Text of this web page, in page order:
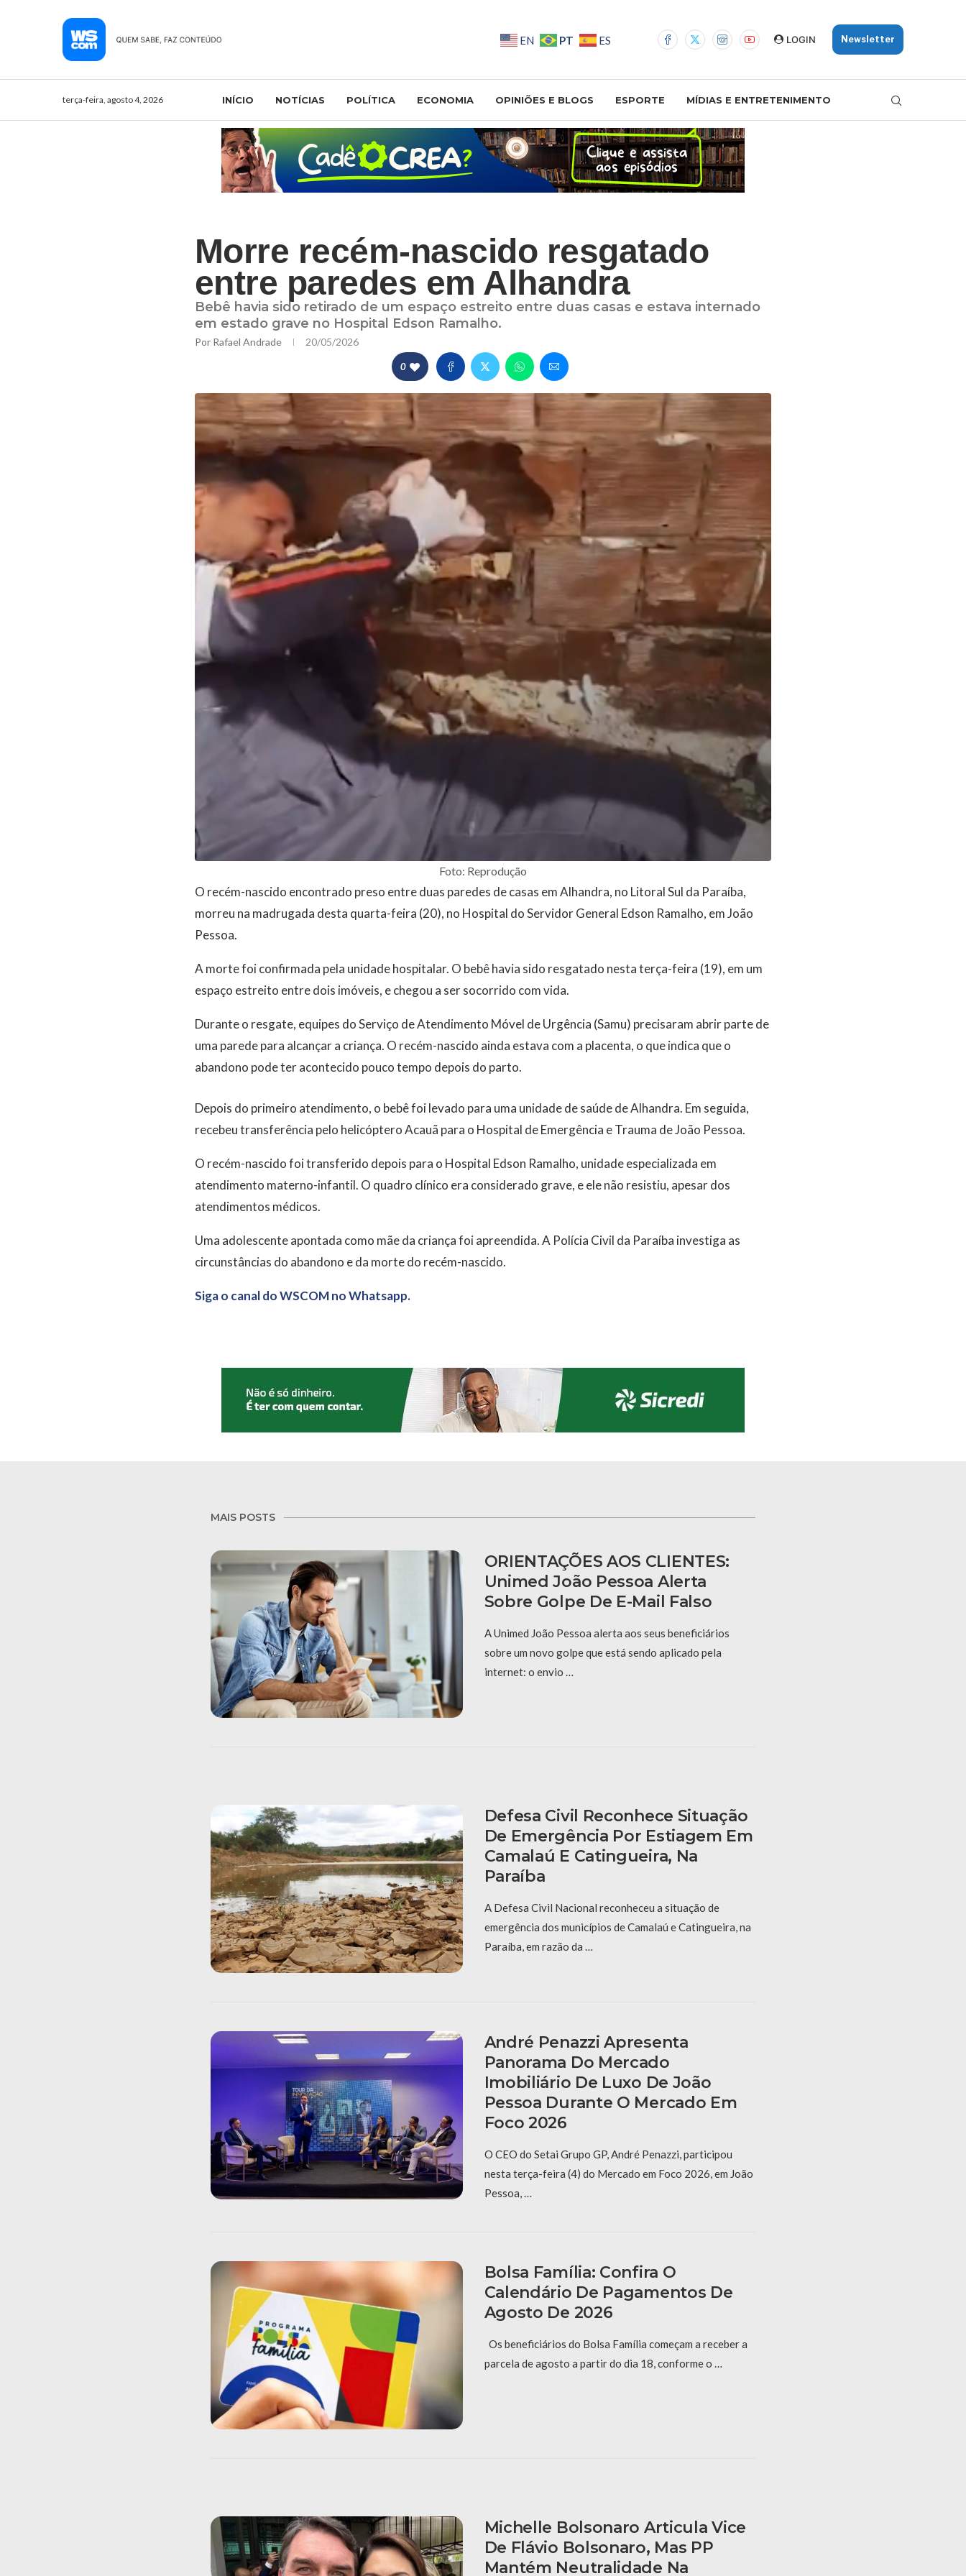
EN PT ES LOGIN Newsletter
terça-feira, agosto 4, 2026 INÍCIO NOTÍCIAS POLÍTICA ECONOMIA OPINIÕES E BLOGS ESPORTE MÍDIAS E ENTRETENIMENTO
Morre recém-nascido resgatado
entre paredes em Alhandra
Bebê havia sido retirado de um espaço estreito entre duas casas e estava internado
em estado grave no Hospital Edson Ramalho.
Por Rafael Andrade 20/05/2026
0
Foto: Reprodução
O recém-nascido encontrado preso entre duas paredes de casas em Alhandra, no Litoral Sul da Paraíba,
morreu na madrugada desta quarta-feira (20), no Hospital do Servidor General Edson Ramalho, em João
Pessoa.
A morte foi confirmada pela unidade hospitalar. O bebê havia sido resgatado nesta terça-feira (19), em um
espaço estreito entre dois imóveis, e chegou a ser socorrido com vida.
Durante o resgate, equipes do Serviço de Atendimento Móvel de Urgência (Samu) precisaram abrir parte de
uma parede para alcançar a criança. O recém-nascido ainda estava com a placenta, o que indica que o
abandono pode ter acontecido pouco tempo depois do parto.
Depois do primeiro atendimento, o bebê foi levado para uma unidade de saúde de Alhandra. Em seguida,
recebeu transferência pelo helicóptero Acauã para o Hospital de Emergência e Trauma de João Pessoa.
O recém-nascido foi transferido depois para o Hospital Edson Ramalho, unidade especializada em
atendimento materno-infantil. O quadro clínico era considerado grave, e ele não resistiu, apesar dos
atendimentos médicos.
Uma adolescente apontada como mãe da criança foi apreendida. A Polícia Civil da Paraíba investiga as
circunstâncias do abandono e da morte do recém-nascido.
Siga o canal do WSCOM no Whatsapp.
MAIS POSTS
ORIENTAÇÕES AOS CLIENTES:
Unimed João Pessoa Alerta
Sobre Golpe De E-Mail Falso
A Unimed João Pessoa alerta aos seus beneficiários
sobre um novo golpe que está sendo aplicado pela
internet: o envio …
Defesa Civil Reconhece Situação
De Emergência Por Estiagem Em
Camalaú E Catingueira, Na
Paraíba
A Defesa Civil Nacional reconheceu a situação de
emergência dos municípios de Camalaú e Catingueira, na
Paraíba, em razão da …
André Penazzi Apresenta
Panorama Do Mercado
Imobiliário De Luxo De João
Pessoa Durante O Mercado Em
Foco 2026
O CEO do Setai Grupo GP, André Penazzi, participou
nesta terça-feira (4) do Mercado em Foco 2026, em João
Pessoa, …
Bolsa Família: Confira O
Calendário De Pagamentos De
Agosto De 2026
Os beneficiários do Bolsa Família começam a receber a
parcela de agosto a partir do dia 18, conforme o …
Michelle Bolsonaro Articula Vice
De Flávio Bolsonaro, Mas PP
Mantém Neutralidade Na